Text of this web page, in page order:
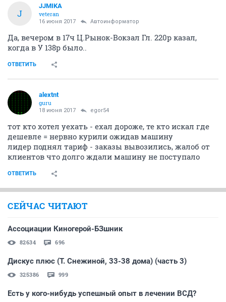
J
JJMIKA
veteran
16 июня 2017 Автоинформатор
Да, вечером в 17ч Ц.Рынок-Вокзал Гл. 220р казал,
когда в У 138р было..
ОТВЕТИТЬ
alextnt
guru
18 июня 2017 egor54
тот кто хотел уехать - ехал дороже, те кто искал где
дешевле = нервно курили ожидав машину
лидер поднял тариф - заказы вывозились, жалоб от
клиентов что долго ждали машину не поступало
ОТВЕТИТЬ
СЕЙЧАС ЧИТАЮТ
Ассоциации Киногерой-БЗшник
82634 696
Дискус плюс (Т. Снежиной, 33-38 дома) (часть 3)
325386 999
Есть у кого-нибудь успешный опыт в лечении ВСД?